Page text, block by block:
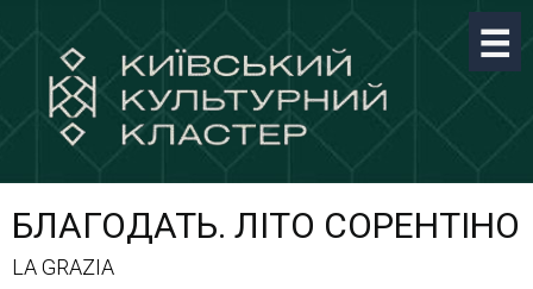
БЛАГОДАТЬ. ЛІТО СОРЕНТІНО
LA GRAZIA